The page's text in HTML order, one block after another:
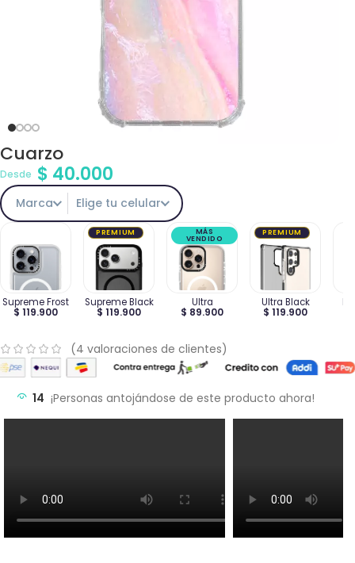
Cuarzo
Desde $ 40.000
Marca Elige tu celular
Supreme Frost
$ 119.900
Supreme Black
$ 119.900
PREMIUM
Ultra
$ 89.900
MÁS
VENDIDO
Ultra Black
$ 119.900
PREMIUM
(4 valoraciones de clientes)
14 ¡Personas antojándose de este producto ahora!